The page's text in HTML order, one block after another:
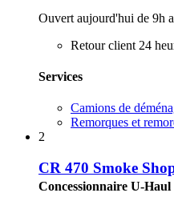
Ouvert aujourd'hui de 9h
Retour client 24
Services
Camions de
Remorques et
2
CR 470 Smoke
Concessionnaire U-Haul